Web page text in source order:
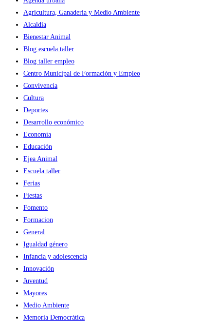
Agricultura, Ganadería y Medio Ambiente
Alcaldía
Bienestar Animal
Blog escuela taller
Blog taller empleo
Centro Municipal de Formación y Empleo
Convivencia
Cultura
Deportes
Desarrollo económico
Economía
Educación
Ejea Animal
Escuela taller
Ferias
Fiestas
Fomento
Formacion
General
Igualdad género
Infancia y adolescencia
Innovación
Juventud
Mayores
Medio Ambiente
Memoria Democrática